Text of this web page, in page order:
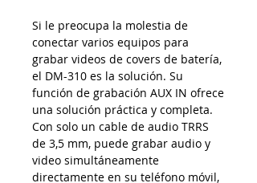
Si le preocupa la molestia de
conectar varios equipos para
grabar videos de covers de batería,
el DM-310 es la solución. Su
función de grabación AUX IN ofrece
una solución práctica y completa.
Con solo un cable de audio TRRS
de 3,5 mm, puede grabar audio y
video simultáneamente
directamente en su teléfono móvil,